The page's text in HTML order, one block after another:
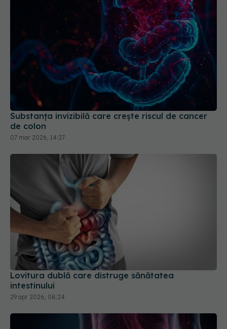
Substanța invizibilă care crește riscul de cancer
de colon
07 mar 2026, 14:27
Lovitura dublă care distruge sănătatea
intestinului
29 apr 2026, 08:24